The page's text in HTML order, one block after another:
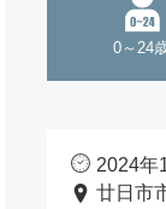
0～24
2024年
廿日市